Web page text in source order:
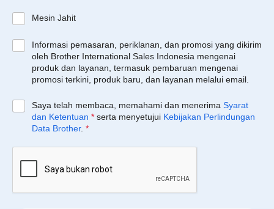
Mesin Jahit
Informasi pemasaran, periklanan, dan promosi yang dikirim
oleh Brother International Sales Indonesia mengenai
produk dan layanan, termasuk pembaruan mengenai
promosi terkini, produk baru, dan layanan melalui email.
Saya telah membaca, memahami dan menerima Syarat
dan Ketentuan * serta menyetujui Kebijakan Perlindungan
Data Brother. *